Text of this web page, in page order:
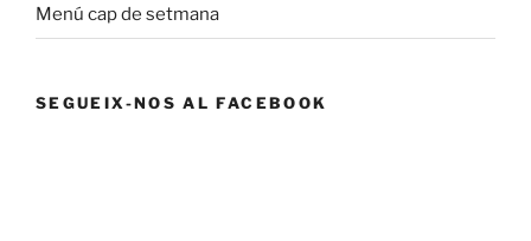
Menú cap de setmana
SEGUEIX-NOS AL FACEBOOK